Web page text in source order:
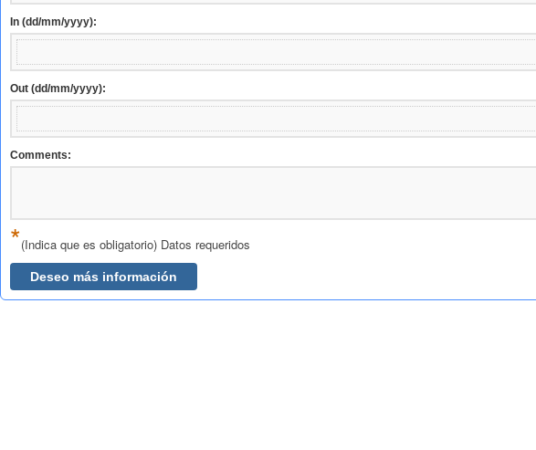
In (dd/mm/yyyy):
Out (dd/mm/yyyy):
Comments:
*(Indica que es obligatorio) Datos requeridos